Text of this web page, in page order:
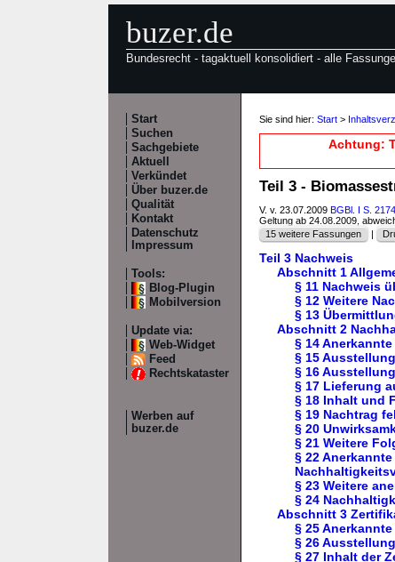
buzer.de
Bundesrecht - tagaktuell konsolidiert - alle
Start
Suchen
Sachgebiete
Aktuell
Verkündet
Über buzer.de
Qualität
Kontakt
Datenschutz
Impressum
Tools:
Blog-Plugin
Mobilversion
Update via:
Web-Widget
Feed
Rechtskataster
Werben auf
buzer.de
Sie sind hier: Start >
Achtung:
Teil 3 -
V. v. 23.07.2009 BGBl. I S. 2174
Geltung ab 24.08.2009,
15 weitere Fassungen
|
Teil 3 Nachweis
Abschnitt 1
§ 11 Nachweis
§ 12 Weitere
§ 13
Abschnitt 2
§ 14
§ 15
§ 16
§ 17 Lieferung
§ 18 Inhalt und
§ 19 Nachtrag
§ 20
§ 21 Weitere
§ 22
§ 23 Weitere
§ 24
Abschnitt 3
§ 25
§ 26
§ 27 Inhalt der